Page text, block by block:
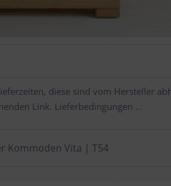
diese sind vom Hersteller
Link. Lieferbedingungen …
Kommoden Vita | T54